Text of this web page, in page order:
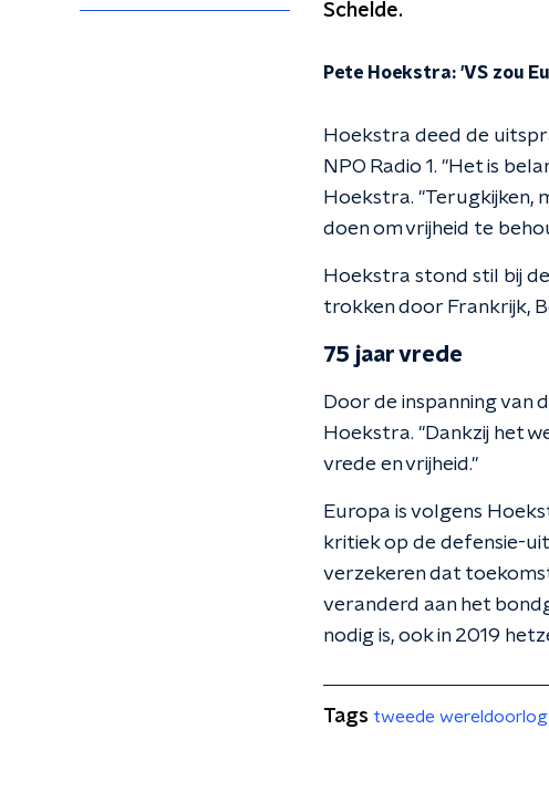
Schelde.
Pete Hoekstra: 'VS zou
Hoekstra deed de
NPO Radio 1. "Het is
Hoekstra. "Terugkijken,
doen om vrijheid te
Hoekstra stond stil bij
trokken door Frankrijk,
75 jaar vrede
Door de inspanning van
Hoekstra. "Dankzij het
vrede en vrijheid."
Europa is volgens
kritiek op de defensie-
verzekeren dat
veranderd aan het
nodig is, ook in 2019
Tags tweede wereldoorlog